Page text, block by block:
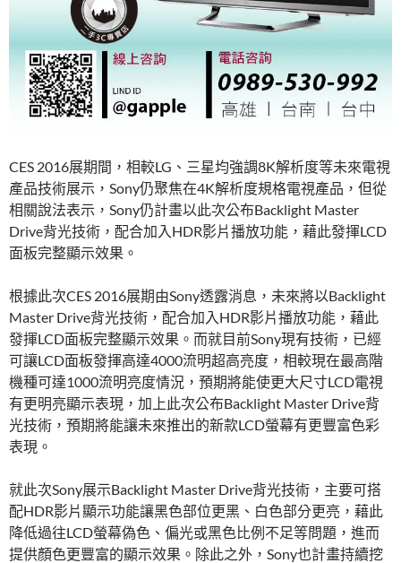
CES 2016展期間，相較LG、三星均強調8K解析度等未來電視
產品技術展示，Sony仍聚焦在4K解析度規格電視產品，但從
相關說法表示，Sony仍計畫以此次公布Backlight Master
Drive背光技術，配合加入HDR影片播放功能，藉此發揮LCD
面板完整顯示效果。
根據此次CES 2016展期由Sony透露消息，未來將以Backlight
Master Drive背光技術，配合加入HDR影片播放功能，藉此
發揮LCD面板完整顯示效果。而就目前Sony現有技術，已經
可讓LCD面板發揮高達4000流明超高亮度，相較現在最高階
機種可達1000流明亮度情況，預期將能使更大尺寸LCD電視
有更明亮顯示表現，加上此次公布Backlight Master Drive背
光技術，預期將能讓未來推出的新款LCD螢幕有更豐富色彩
表現。
就此次Sony展示Backlight Master Drive背光技術，主要可搭
配HDR影片顯示功能讓黑色部位更黑、白色部分更亮，藉此
降低過往LCD螢幕偽色、偏光或黑色比例不足等問題，進而
提供顏色更豐富的顯示效果。除此之外，Sony也計畫持續挖